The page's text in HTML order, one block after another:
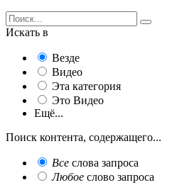
Искать в
Везде
Видео
Эта категория
Это Видео
Ещё...
Поиск контента, содержащего...
Все слова запроса
Любое слово запроса